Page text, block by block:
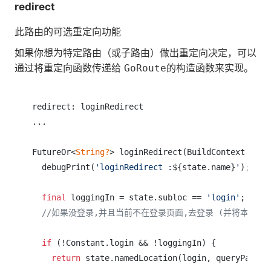
redirect
此路由的可选重定向功能
如果你想为特定路由（或子路由）做出重定向决定，可以
通过将重定向函数传递给 GoRoute的构造函数来实现。
redirect: loginRedirect
...
FutureOr<String?> loginRedirect(BuildContext
  debugPrint(
'loginRedirect : ${state.name} ' );
final loggingIn = state.subloc == 'login' ;
//如果没登录,并且当前不在登录页面,去登录 (并将本来想
if (!Constant.login && !loggingIn) {
return state.namedLocation(login,